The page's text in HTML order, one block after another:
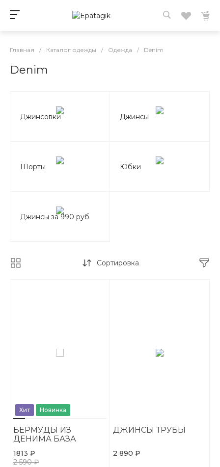
Главная / Каталог одежды / Одежда / Denim
Denim
Джинсовки Джинсы
Шорты Юбки
Джинсы за 990 руб
Сортировка
Хит Новинка
БЕРМУДЫ ИЗ
ДЕНИМА БАЗА
1813 ₽
2 590 ₽
ДЖИНСЫ ТРУБЫ
2 890 ₽